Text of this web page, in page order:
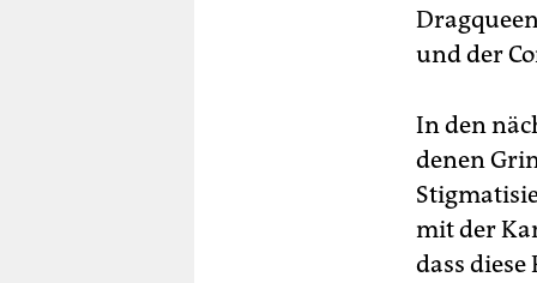
und der
In den
denen
mit der
dass